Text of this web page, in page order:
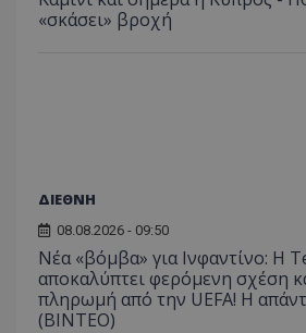
«σκάσει» βροχή
ΔΙΕΘΝΗ
08.08.2026 - 09:50
Νέα «βόμβα» για Ινφαντίνο: Η
αποκαλύπτει φερόμενη σχέση
πληρωμή από την UEFA! Η
(ΒΙΝΤΕΟ)